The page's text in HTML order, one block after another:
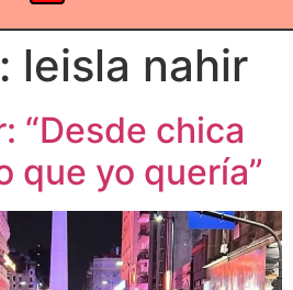
leisla nahir
“Desde chica
que yo quería”